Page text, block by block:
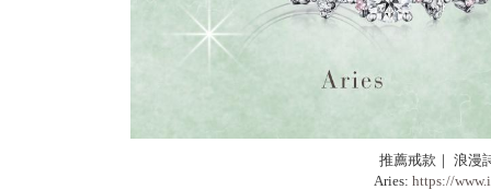
推薦戒款｜ 浪漫
Aries: https://